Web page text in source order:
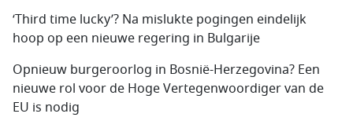
‘Third time lucky’? Na mislukte pogingen eindelijk
hoop op een nieuwe regering in Bulgarije
Opnieuw burgeroorlog in Bosnië-Herzegovina? Een
nieuwe rol voor de Hoge Vertegenwoordiger van de
EU is nodig